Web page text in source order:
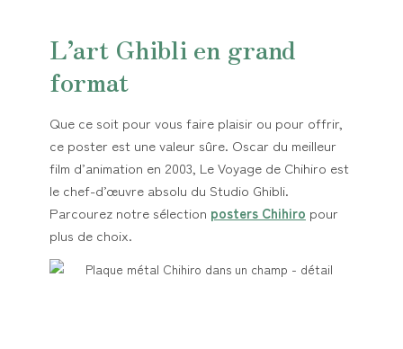
L’art Ghibli en grand
format
Que ce soit pour vous faire plaisir ou pour offrir,
ce poster est une valeur sûre. Oscar du meilleur
film d’animation en 2003, Le Voyage de Chihiro est
le chef-d’œuvre absolu du Studio Ghibli.
Parcourez notre sélection posters Chihiro pour
plus de choix.